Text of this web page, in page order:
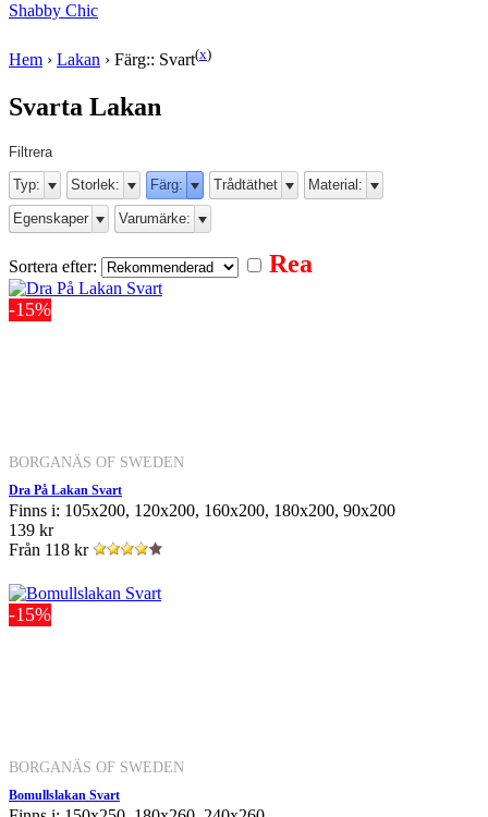
Shabby Chic
Hem › Lakan › Färg:: Svart(x)
Svarta Lakan
Filtrera
Typ:
Storlek: Färg: Trådtäthet Material:
Egenskaper Varumärke:
Sortera efter: Rea
-15%
BORGANÄS OF SWEDEN
Dra På Lakan Svart
Finns i: 105x200, 120x200, 160x200, 180x200, 90x200
139 kr
Från 118 kr
-15%
BORGANÄS OF SWEDEN
Bomullslakan Svart